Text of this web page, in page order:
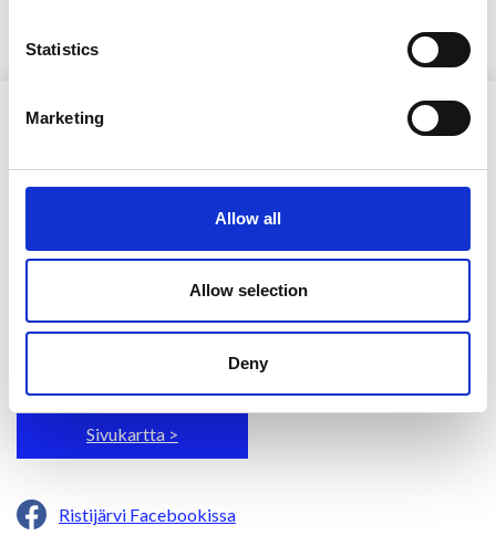
Statistics
Marketing
Allow all
Allow selection
Deny
Ristijärven kunta
yhteispalvelu@ristijarvi.fi
Sivukartta >
Ristijärvi Facebookissa